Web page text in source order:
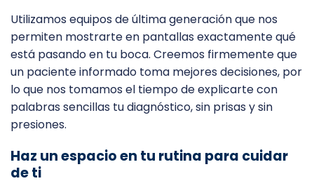
Utilizamos equipos de última generación que nos
permiten mostrarte en pantallas exactamente qué
está pasando en tu boca. Creemos firmemente que
un paciente informado toma mejores decisiones, por
lo que nos tomamos el tiempo de explicarte con
palabras sencillas tu diagnóstico, sin prisas y sin
presiones.
Haz un espacio en tu rutina para cuidar
de ti